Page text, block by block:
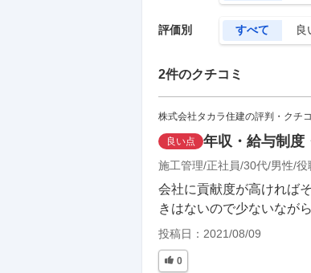
評価別 すべて 良
2件のクチコミ
株式会社タカラ住建の評判・クチ
良い点 年収・給与制度
施工管理 正社員 30代 男性 役
会社に貢献度が高ければ
きはないので少ないなが
投稿日： 2021/08/09
0